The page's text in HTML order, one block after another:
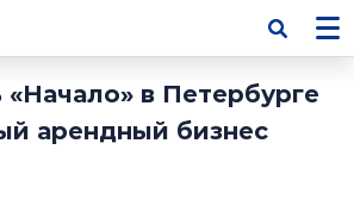
в Петербурге
арендный бизнес